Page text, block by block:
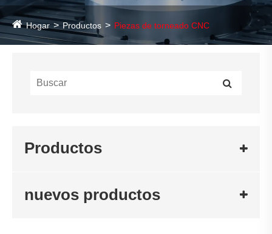
Hogar Productos Piezas de torneado CNC
Productos
nuevos productos